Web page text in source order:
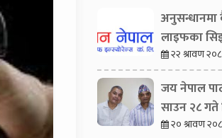
लाइफका
२२ श्रावण
जय नेपाल
साउन २८ गते
२० श्रावण